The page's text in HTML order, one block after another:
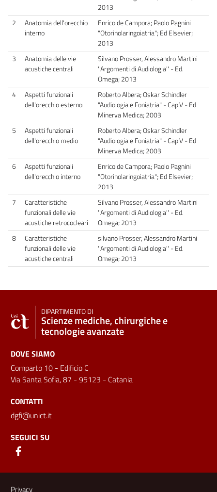
2013
2
Anatomia dell'orecchio
interno
Enrico de Campora; Paolo Pagnini
"Otorinolaringoiatria"; Ed Elsevier;
2013
3
Anatomia delle vie
acustiche centrali
Silvano Prosser, Alessandro Martini
''Argomenti di Audiologia'' - Ed.
Omega; 2013
4
Aspetti funzionali
dell'orecchio esterno
Roberto Albera; Oskar Schindler
"Audiologia e Foniatria" - Cap.V - Ed
Minerva Medica; 2003
5
Aspetti funzionali
dell'orecchio medio
Roberto Albera; Oskar Schindler
"Audiologia e Foniatria" - Cap.V - Ed
Minerva Medica; 2003
6
Aspetti funzionali
dell'orecchio interno
Enrico de Campora; Paolo Pagnini
"Otorinolaringoiatria"; Ed Elsevier;
2013
7
Caratteristiche
funzionali delle vie
acustiche retrococleari
Silvano Prosser, Alessandro Martini
''Argomenti di Audiologia'' - Ed.
Omega; 2013
8
Caratteristiche
funzionali delle vie
acustiche centrali
silvano Prosser, Alessandro Martini
''Argomenti di Audiologia'' - Ed.
Omega; 2013
DIPARTIMENTO DI
Scienze mediche, chirurgiche e
tecnologie avanzate
DOVE SIAMO
Comparto 10 - Edificio C
Via Santa Sofia, 87 - 95123 - Catania
CONTATTI
dgfi@unict.it
SEGUICI SU
Link e informazioni utili
Privacy